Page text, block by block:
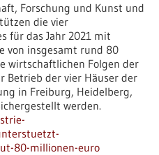
Forschung und Kunst und
die vier
für das Jahr 2021 mit
von insgesamt rund 80
wirtschaftlichen Folgen der
Betrieb der vier Häuser der
in Freiburg, Heidelberg,
werden.
80-millionen-euro